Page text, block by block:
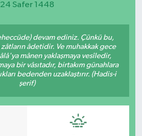
24 Safer 1448
devam ediniz. Çünkü bu,
âdetidir. Ve muhakkak gece
mânen yaklaşmaya vesîledir,
bir vâsıtadır, birtakım günahlara
bedenden uzaklaştırır. (Hadis-i
şerif)